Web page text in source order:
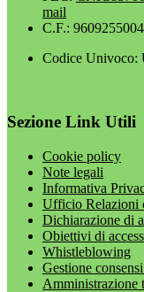
mail
C.F.:
Codice Univoco:
Sezione Link Utili
Cookie policy
Note legali
Informativa
Ufficio Relazioni
Dichiarazione di
Obiettivi di
Whistleblowing
Gestione
Amministrazione